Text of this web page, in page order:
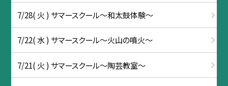
7/28( 火 ) サマースクール～和太鼓体験～
7/22( 水 ) サマースクール～火山の噴火～
7/21( 火 ) サマースクール～陶芸教室～